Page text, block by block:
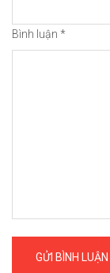
Bình luận *